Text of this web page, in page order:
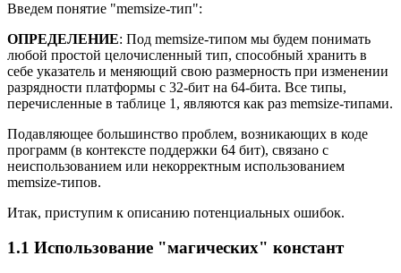
Введем понятие "memsize-тип":
ОПРЕДЕЛЕНИЕ: Под memsize-типом мы будем понимать
любой простой целочисленный тип, способный хранить в
себе указатель и меняющий свою размерность при изменении
разрядности платформы с 32-бит на 64-бита. Все типы,
перечисленные в таблице 1, являются как раз memsize-типами.
Подавляющее большинство проблем, возникающих в коде
программ (в контексте поддержки 64 бит), связано с
неиспользованием или некорректным использованием
memsize-типов.
Итак, приступим к описанию потенциальных ошибок.
1.1 Использование "магических" констант